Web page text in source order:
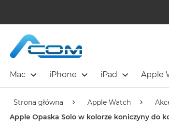
Mac iPhone iPad Apple
Strona główna Apple Watch
Apple Opaska Solo w kolorze koniczyny do